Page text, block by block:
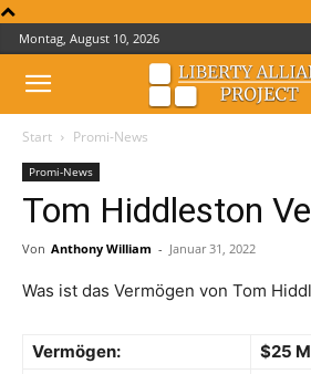
Montag, August 10, 2026
Start Promi-News
Promi-News
Tom Hiddleston
Von Anthony William - Januar 31, 2022
Was ist das Vermögen von Tom
Vermögen:
$25